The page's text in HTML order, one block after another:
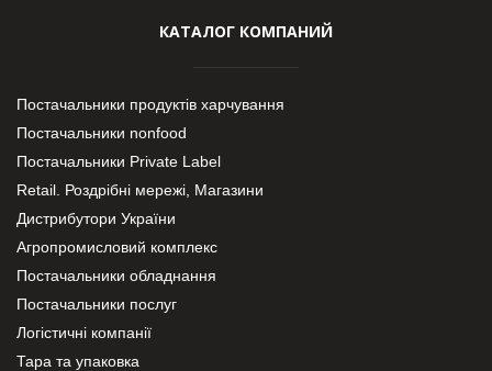
КАТАЛОГ КОМПАНИЙ
Постачальники продуктів харчування
Постачальники nonfood
Постачальники Private Label
Retail. Роздрібні мережі, Магазини
Дистрибутори України
Агропромисловий комплекс
Постачальники обладнання
Постачальники послуг
Логістичні компанії
Тара та упаковка